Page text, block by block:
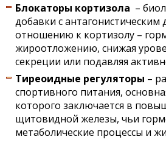
Блокаторы кортизола –
добавки с антагонистическим
отношению к кортизолу –
жироотложению, снижая
секреции или подавляя
Тиреоидные регуляторы –
спортивного питания,
которого заключается в
щитовидной железы, чьи
метаболические процессы и